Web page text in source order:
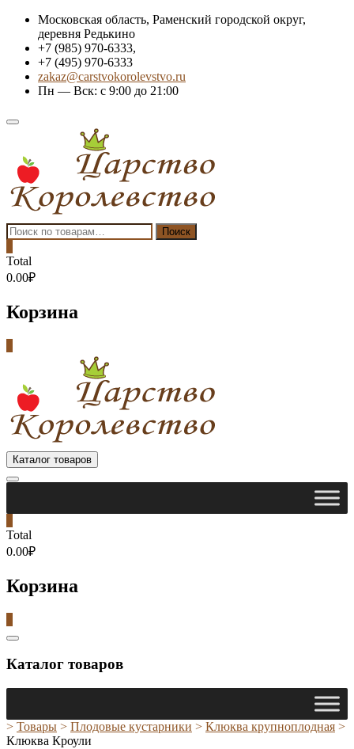
Skip
content
Московская область, Раменский городской округ,
деревня Редькино
+7 (985) 970-6333,
+7 (495) 970-6333
zakaz@carstvokorolevstvo.ru
Пн — Вск: с 9:00 до 21:00
Topbar
Искать: Поиск
Total
0.00₽
Корзина
Каталог товаров
Total
0.00₽
Корзина
Catalog
Каталог товаров
> Товары > Плодовые кустарники > Клюква крупноплодная >
Клюква Кроули